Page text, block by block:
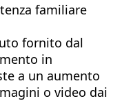
familiare
fornito dal
in
a un aumento
o video dai